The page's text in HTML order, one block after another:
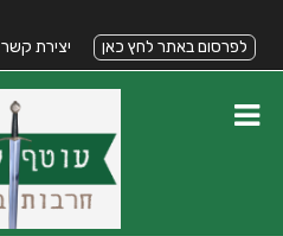
לפרסום באתר לחץ כאן
יצירת קשר